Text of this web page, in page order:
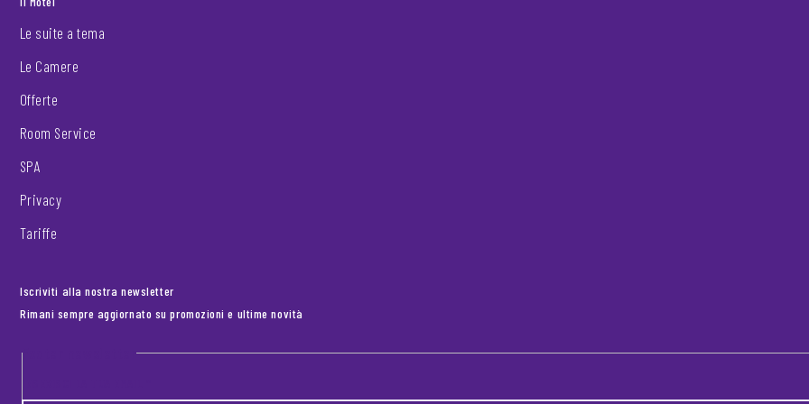
Le suite a tema
Le Camere
Offerte
Room Service
SPA
Privacy
Tariffe
Iscriviti alla nostra newsletter
Rimani sempre aggiornato su promozioni e ultime novità
Footer newsletter